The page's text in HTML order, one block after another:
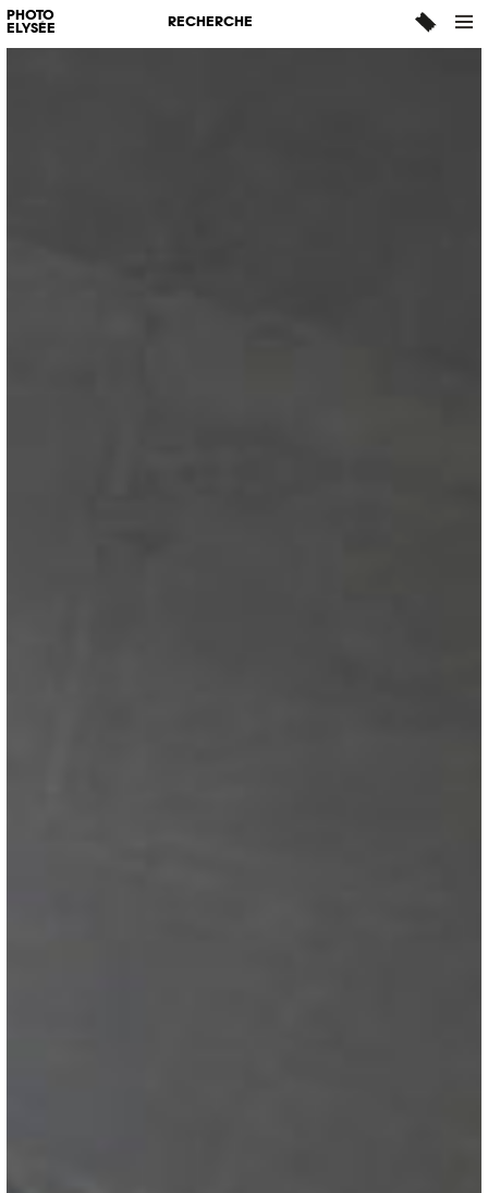
PHOTO
ELYSÉE
RECHERCHE